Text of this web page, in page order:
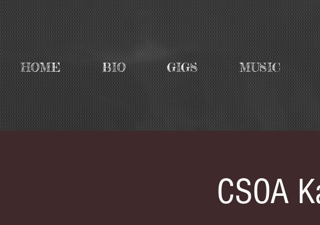
HOME BIO GIGS MUSIC
CSOA